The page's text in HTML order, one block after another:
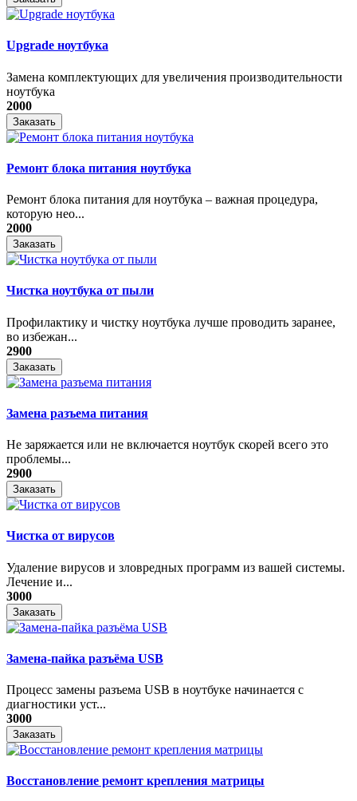
Upgrade ноутбука
Замена комплектующих для увеличения производительности
ноутбука
2000
Заказать
Ремонт блока питания ноутбука
​Ремонт блока питания для ноутбука – важная процедура,
которую нео...
2000
Заказать
Чистка ноутбука от пыли
Профилактику и чистку ноутбука лучше проводить заранее,
во избежан...
2900
Заказать
Замена разъема питания
Не заряжается или не включается ноутбук скорей всего это
проблемы...
2900
Заказать
Чистка от вирусов
Удаление вирусов и зловредных программ из вашей системы.
Лечение и...
3000
Заказать
Замена-пайка разъёма USB
Процесс замены разъема USB в ноутбуке начинается с
диагностики уст...
3000
Заказать
Восстановление ремонт крепления матрицы